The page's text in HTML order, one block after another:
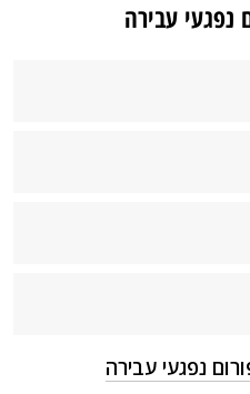
נפגעי עבירה
נפגעי עבירה